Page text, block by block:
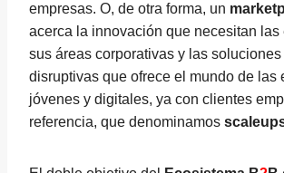
empresas. O, de otra forma, un
acerca la innovación que necesitan las
sus áreas corporativas y las
disruptivas que ofrece el mundo de las
jóvenes y digitales, ya con clientes
referencia, que denominamos